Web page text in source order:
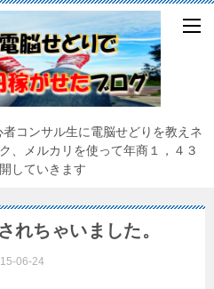
コンサル生に電脳せどりを教えネ
ルカリを使って年商１，４３
していきます
れちゃいました。
06-24